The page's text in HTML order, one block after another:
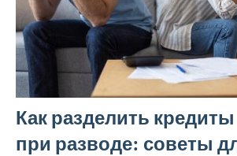
Как разделить
при разводе: советы